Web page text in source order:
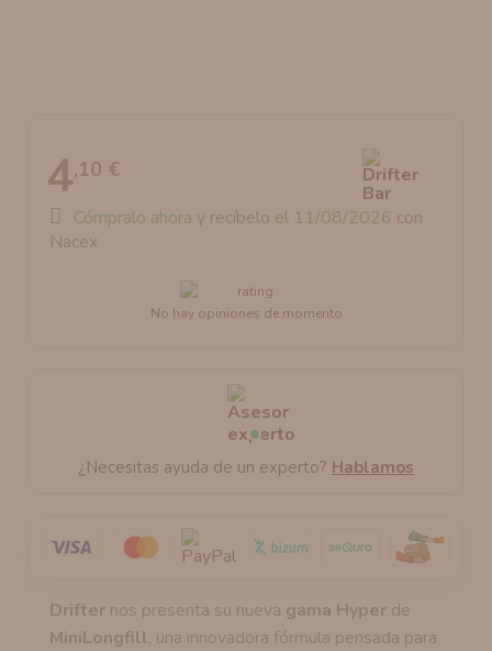
Drifter nos presenta su nueva gama Hyper de
MiniLongfill, una innovadora fórmula pensada para
4,10 €
Cómpralo ahora y recíbelo el 11/08/2026 con
Nacex
No hay opiniones de momento
¿Necesitas ayuda de un experto? Hablamos